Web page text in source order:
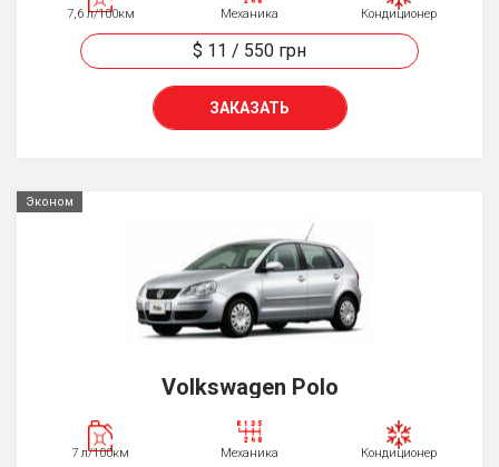
7,6 л/100км Механика Кондиционер
$ 11 / 550 грн
ЗАКАЗАТЬ
Эконом
Volkswagen Polo
7 л/100км Механика Кондиционер